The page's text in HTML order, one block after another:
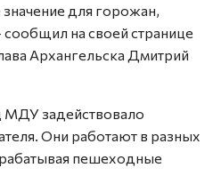
для горожан,
на своей странице
Архангельска Дмитрий
МДУ задействовало
Они работают в разных
пешеходные